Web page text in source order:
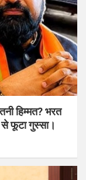
हिम्मत? भरत
से फूटा गुस्सा।